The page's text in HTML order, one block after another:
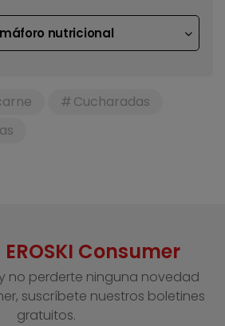
nutricional
Cucharadas
Consumer
no perderte ninguna novedad
suscríbete nuestros boletines
gratuitos.